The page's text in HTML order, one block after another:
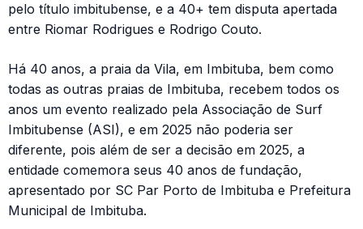
pelo título imbitubense, e a 40+ tem disputa apertada
entre Riomar Rodrigues e Rodrigo Couto.
Há 40 anos, a praia da Vila, em Imbituba, bem como
todas as outras praias de Imbituba, recebem todos os
anos um evento realizado pela Associação de Surf
Imbitubense (ASI), e em 2025 não poderia ser
diferente, pois além de ser a decisão em 2025, a
entidade comemora seus 40 anos de fundação,
apresentado por SC Par Porto de Imbituba e Prefeitura
Municipal de Imbituba.